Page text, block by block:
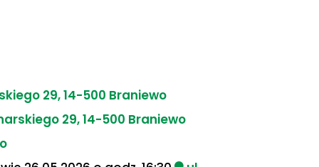
29, 14-500 Braniewo
29, 14-500 Braniewo